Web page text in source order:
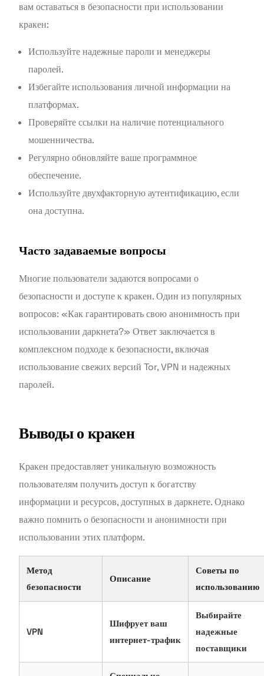
вам оставаться в безопасности при использовании
кракен:
Используйте надежные пароли и менеджеры
паролей.
Избегайте использования личной информации на
платформах.
Проверяйте ссылки на наличие потенциального
мошенничества.
Регулярно обновляйте ваше программное
обеспечение.
Используйте двухфакторную аутентификацию, если
она доступна.
Часто задаваемые вопросы
Многие пользователи задаются вопросами о
безопасности и доступе к кракен. Один из популярных
вопросов: «Как гарантировать свою анонимность при
использовании даркнета?» Ответ заключается в
комплексном подходе к безопасности, включая
использование свежих версий Tor, VPN и надежных
паролей.
Выводы о кракен
Кракен предоставляет уникальную возможность
пользователям получить доступ к богатству
информации и ресурсов, доступных в даркнете. Однако
важно помнить о безопасности и анонимности при
использовании этих платформ.
Метод
безопасности
Описание
Советы по
использованию
VPN
Шифрует ваш
интернет-трафик
Выбирайте
надежные
поставщики